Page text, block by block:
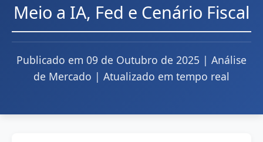
Meio a IA, Fed e Cenário Fiscal
Publicado em 09 de Outubro de 2025 | Análise
de Mercado | Atualizado em tempo real